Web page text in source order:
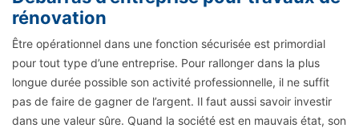
rénovation
Être opérationnel dans une fonction sécurisée est primordial
pour tout type d’une entreprise. Pour rallonger dans la plus
longue durée possible son activité professionnelle, il ne suffit
pas de faire de gagner de l’argent. Il faut aussi savoir investir
dans une valeur sûre. Quand la société est en mauvais état, son